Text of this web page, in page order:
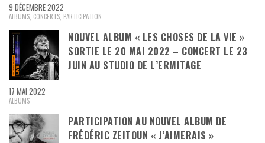
9 DÉCEMBRE 2022
ALBUMS CONCERTS PARTICIPATION
NOUVEL ALBUM « LES CHOSES DE LA VIE »
SORTIE LE 20 MAI 2022 – CONCERT LE 23
JUIN AU STUDIO DE L’ERMITAGE
17 MAI 2022
ALBUMS
PARTICIPATION AU NOUVEL ALBUM DE
FRÉDÉRIC ZEITOUN « J’AIMERAIS »